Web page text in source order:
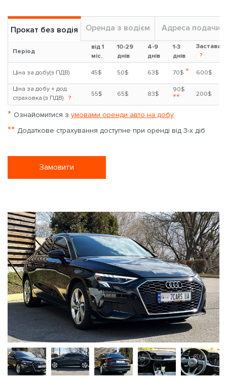
Прокат без водія Оренда з водієм Адреса подачи
Період
від 1
міс.
10-29
днів
4-9
днів
1-3
днів
Застава
?
Ціна за добу(з ПДВ) 45$ 50$ 63$ 70$ * 600$
Ціна за добу + дод.
страховка (з ПДВ)
?
55$ 65$ 83$
90$
** 200$
* Ознайомитися з умовами оренди авто на добу
** Додаткове страхування доступне при оренді від 3-х діб
Замовити